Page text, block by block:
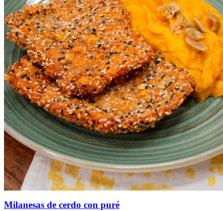
Milanesas de cerdo con puré